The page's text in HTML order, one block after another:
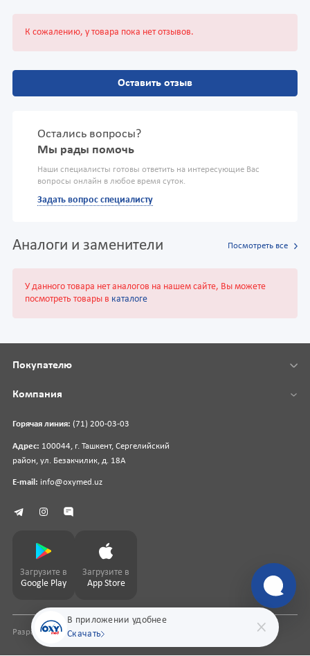
К сожалению, у товара пока нет отзывов.
Оставить отзыв
Остались вопросы?
Мы рады помочь
Наши специалисты готовы ответить на интересующие Вас
вопросы онлайн в любое время суток.
Задать вопрос специалисту
Аналоги и заменители Посмотреть все
У данного товара нет аналогов на нашем сайте, Вы можете
посмотреть товары в каталоге
В приложении удобнее
Скачать
Горячая линия: (71) 200-03-03
Адрес: 100044, г. Ташкент, Сергелийский
район, ул. Безакчилик, д. 18А
E-mail: info@oxymed.uz
Покупателю
Компания
Загрузите в
Google Play
Загрузите в
App Store
Разработка сайтаpharmit.uz